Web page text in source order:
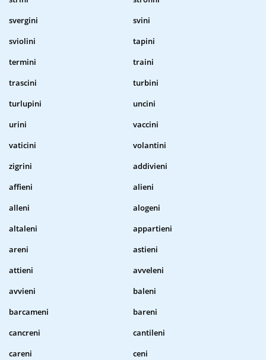
svergini
svini
sviolini
tapini
termini
traini
trascini
turbini
turlupini
uncini
urini
vaccini
vaticini
volantini
zigrini
addivieni
affieni
alieni
alleni
alogeni
altaleni
appartieni
areni
astieni
attieni
avveleni
avvieni
baleni
barcameni
bareni
cancreni
cantileni
careni
ceni